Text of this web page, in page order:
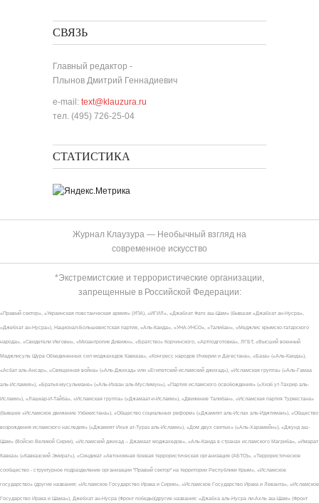
СВЯЗЬ
Главный редактор -
Плынов Дмитрий Геннадиевич
e-mail: text@klauzura.ru
тел. (495) 726-25-04
СТАТИСТИКА
Журнал Клаузура — Необычный взгляд на
современное искусство
*Экстремистские и террористические организации,
запрещенные в Российской Федерации:
«Правый сектор», «Украинская повстанческая армия» (УПА), «ИГИЛ», «Джабхат Фатх аш-Шам» (бывшая «Джабхат ан-Нусра»,
«Джебхат ан-Нусра»), Национал-Большевистская партия, «Аль-Каида», «УНА-УНСО», «Талибан», «Меджлис крымско-татарского
народа», «Свидетели Иеговы», «Мизантропик Дивижн», «Братство» Корчинского, «Артподготовка», ЛГБТ, «Высший военный
Маджлисуль Шура Объединенных сил моджахедов Кавказа», «Конгресс народов Ичкерии и Дагестана», «База» («Аль-Каида»),
«Асбат аль-Ансар», «Священная война» («Аль-Джихад» или «Египетский исламский джихад»), «Исламская группа» («Аль-Гамаа
аль-Исламия»), «Братья-мусульмане» («Аль-Ихван аль-Муслимун»), «Партия исламского освобождения» («Хизб ут-Тахрир аль-
Ислами»), «Лашкар-И-Тайба», «Исламская группа» («Джамаат-и-Ислами»), «Движение Талибан», «Исламская партия Туркестана»
(бывшее «Исламское движение Узбекистана»), «Общество социальных реформ» («Джамият аль-Ислах аль-Иджтимаи»), «Общество
возрождения исламского наследия» («Джамият Ихья ат-Тураз аль-Ислами»), «Дом двух святых» («Аль-Харамейн»), «Джунд аш-
Шам» (Войско Великой Сирии), «Исламский джихад – Джамаат моджахедов», «Аль-Каида в странах исламского Магриба», «Имарат
Кавказ» («Кавказский Эмират»), «Синдикат «Автономная боевая террористическая организация (АБТО)», «Террористическое
сообщество - структурное подразделение организации "Правый сектор" на территории Республики Крым», «Исламское
государство» (другие названия: «Исламское Государство Ирака и Сирии», «Исламское Государство Ирака и Леванта», «Исламское
Государство Ирака и Шама»), Джебхат ан-Нусра (Фронт победы)(другие названия: «Джабха аль-Нусра ли-Ахль аш-Шам» (Фронт